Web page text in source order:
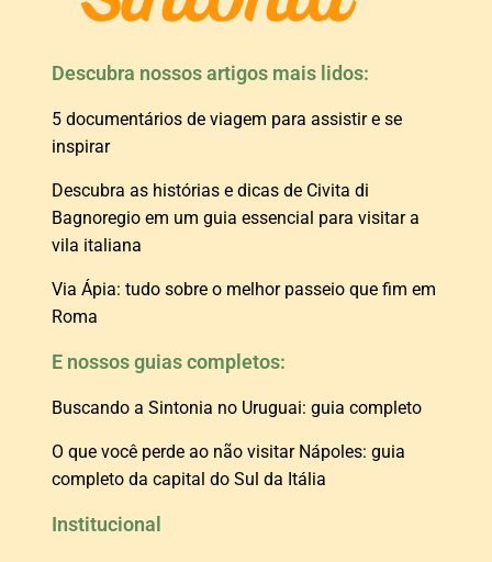
Descubra nossos artigos mais lidos:
5 documentários de viagem para assistir e se
inspirar
Descubra as histórias e dicas de Civita di
Bagnoregio em um guia essencial para visitar a
vila italiana
Via Ápia: tudo sobre o melhor passeio que fim em
Roma
E nossos guias completos:
Buscando a Sintonia no Uruguai: guia completo
O que você perde ao não visitar Nápoles: guia
completo da capital do Sul da Itália
Institucional